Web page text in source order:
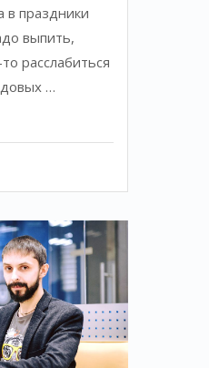
в праздники
выпить,
расслабиться
…